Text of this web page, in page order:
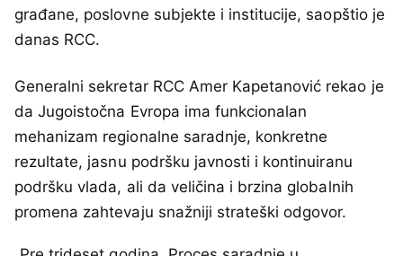
građane, poslovne subjekte i institucije, saopštio je
danas RCC.
Generalni sekretar RCC Amer Kapetanović rekao je
da Jugoistočna Evropa ima funkcionalan
mehanizam regionalne saradnje, konkretne
rezultate, jasnu podršku javnosti i kontinuiranu
podršku vlada, ali da veličina i brzina globalnih
promena zahtevaju snažniji strateški odgovor.